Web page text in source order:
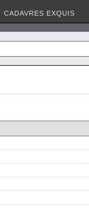
CADAVRES EXQUIS